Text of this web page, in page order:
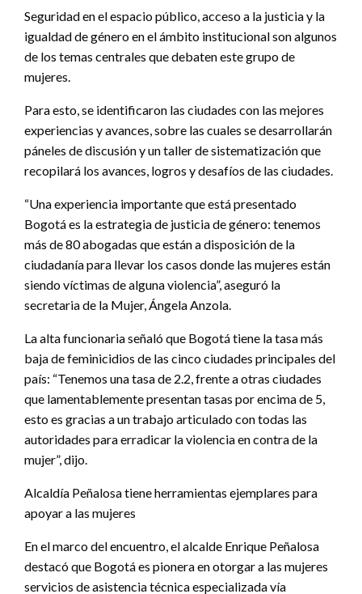
Seguridad en el espacio público, acceso a la justicia y la
igualdad de género en el ámbito institucional son algunos
de los temas centrales que debaten este grupo de
mujeres.
Para esto, se identificaron las ciudades con las mejores
experiencias y avances, sobre las cuales se desarrollarán
páneles de discusión y un taller de sistematización que
recopilará los avances, logros y desafíos de las ciudades.
“Una experiencia importante que está presentado
Bogotá es la estrategia de justicia de género: tenemos
más de 80 abogadas que están a disposición de la
ciudadanía para llevar los casos donde las mujeres están
siendo víctimas de alguna violencia”, aseguró la
secretaria de la Mujer, Ángela Anzola.
La alta funcionaria señaló que Bogotá tiene la tasa más
baja de feminicidios de las cinco ciudades principales del
país: “Tenemos una tasa de 2.2, frente a otras ciudades
que lamentablemente presentan tasas por encima de 5,
esto es gracias a un trabajo articulado con todas las
autoridades para erradicar la violencia en contra de la
mujer”, dijo.
Alcaldía Peñalosa tiene herramientas ejemplares para
apoyar a las mujeres
En el marco del encuentro, el alcalde Enrique Peñalosa
destacó que Bogotá es pionera en otorgar a las mujeres
servicios de asistencia técnica especializada vía